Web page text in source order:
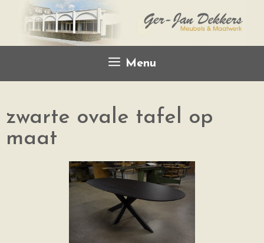
Menu
zwarte ovale tafel op
maat